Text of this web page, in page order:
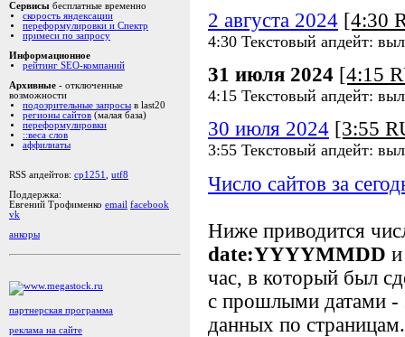
Сервисы бесплатные временно
скорость яндексации
переформулировки и Спектр
примеси по запросу
Информационное
рейтинг SEO-компаний
Архивные - отключенные
возможности
подозрительные запросы в last20
регионы сайтов (малая база)
переформулировки
::веса слов
аффилиаты
RSS апдейтов: cp1251
utf8
Поддержка:
Евгений Трофименко email facebook
vk
анкоры
партнерская программа
реклама на сайте
2 августа 2024 [4:30
4:30 Текстовый апдейт:
31 июля 2024 [4:15
4:15 Текстовый апдейт:
30 июля 2024 [3:55
3:55 Текстовый апдейт:
Число сайтов за
Ниже приводится
date:YYYYMMDD
час, в который был
с прошлыми датами -
данных по страницам.